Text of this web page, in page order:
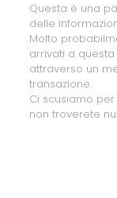
Questa è una
delle
Molto
arrivati a
attraverso un
transazione.
Ci scusiamo
non troverete